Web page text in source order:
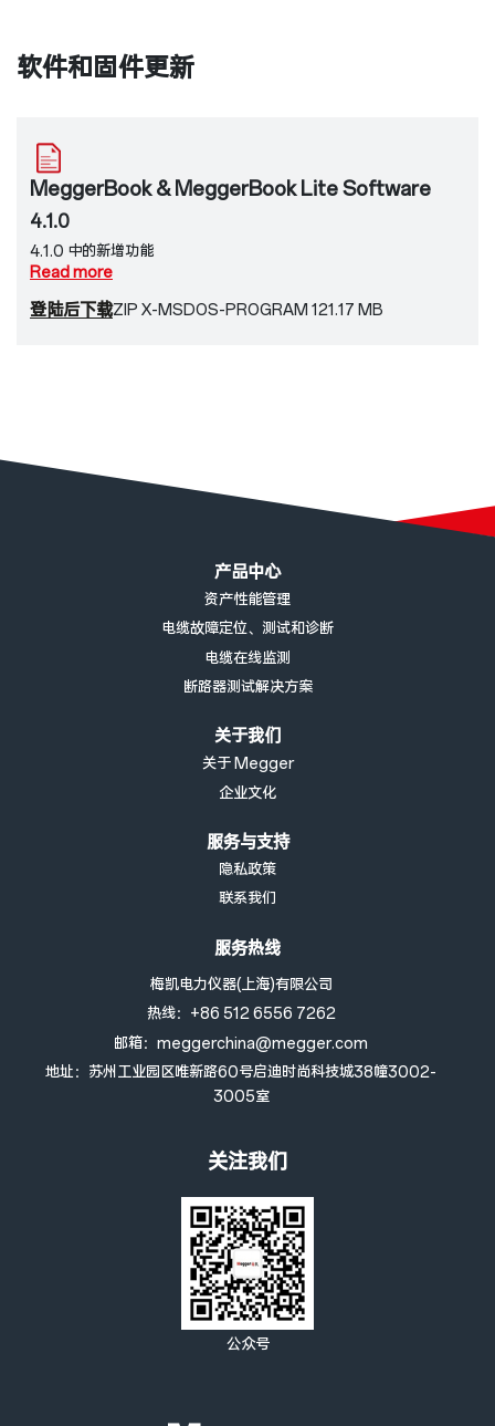
软件和固件更新
MeggerBook & MeggerBook Lite Software
4.1.0
4.1.0 中的新增功能
新增对MFM 10数据的支持
导入文件在导入过程中不再发生更改
现在已显示与许可服务器的连接状态
现在，绝缘测量时也会显示测量电压
改进了来自独立甚低频正弦波测试仪的数据集的电缆分配
正在进行的数据删除现在会通过一条消息进行提示
下面的安装文件适用于安装MeggerBook（完整版）和
MeggerBook Lite（免费限制版）。
MeggerBook完整版启动，该版本可实现便捷且全面的数据评估、
数据存档、电缆管理以及报告创建。您可在此处申请一定数量许可证
此较新版本不支持旧版MeggerBook的加密狗许可证。老客户可在
此处申请更新电子许可证密钥。
如果没有所需的软件许可证密钥，软件将以MeggerBook Lite的身
份启动，该版本允许无缝创建报告，并提供完整版的一些功能，但数
• 测量数据、分析结果和报告不会永久存储在数据库中
• 尽管电缆的导入和存储不受限制，但使用精简版中的电缆编辑器最
目前，该软件能够处理以下高阻表设备的测量和测试数据：
测试车：Centrix、Centrix City、Compact City、R30、
Read more
登陆后下载ZIP X-MSDOS-PROGRAM 121.17 MB
产品中心
资产性能管理
电缆故障定位、测试和诊断
电缆在线监测
断路器测试解决方案
关于我们
关于 Megger
企业文化
服务与支持
隐私政策
联系我们
服务热线
梅凯电力仪器(上海)有限公司
热线：+86 512 6556 7262
邮箱：meggerchina@megger.com
地址：苏州工业园区唯新路60号启迪时尚科技城38幢3002-
3005室
关注我们
公众号